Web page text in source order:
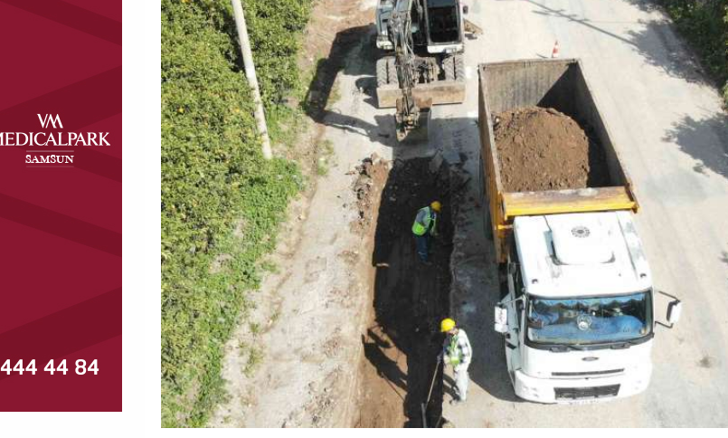
DÜNYA
MAGAZİN
Künye
İletişim